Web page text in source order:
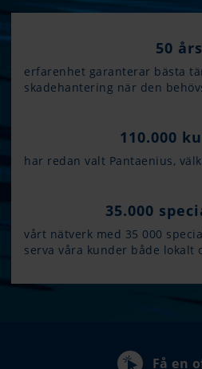
50 års
erfarenhet garanterar bästa
skadehantering när den
110.000
har redan valt Pantaenius,
35.000
vårt nätverk med 35 000
serva våra kunder både lokalt
Få en